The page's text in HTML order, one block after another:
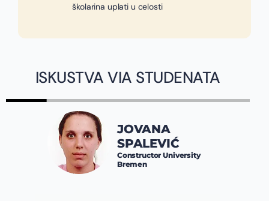
školarina uplati u celosti
ISKUSTVA VIA STUDENATA
JOVANA
SPALEVIĆ
Constructor University
Bremen